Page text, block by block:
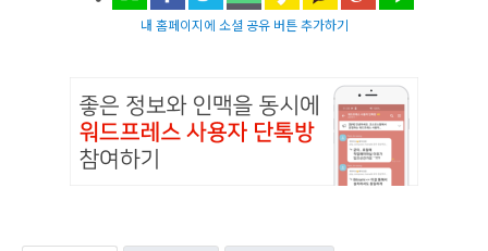
내 홈페이지에 소셜 공유 버튼 추가하기